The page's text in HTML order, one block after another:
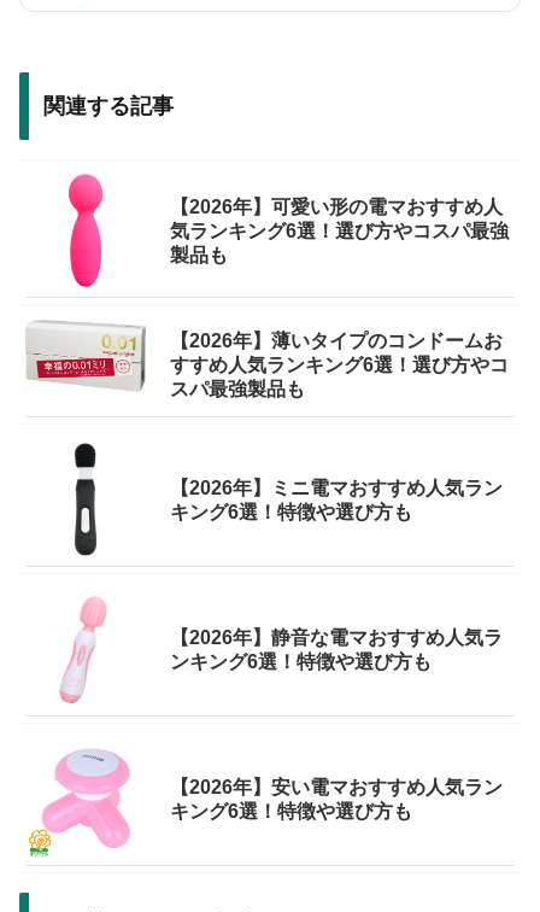
関連する記事
【2026年】可愛い形の電マおすすめ人
気ランキング6選！選び方やコスパ最強
製品も
【2026年】薄いタイプのコンドームお
すすめ人気ランキング6選！選び方やコ
スパ最強製品も
【2026年】ミニ電マおすすめ人気ラン
キング6選！特徴や選び方も
【2026年】静音な電マおすすめ人気ラ
ンキング6選！特徴や選び方も
【2026年】安い電マおすすめ人気ラン
キング6選！特徴や選び方も